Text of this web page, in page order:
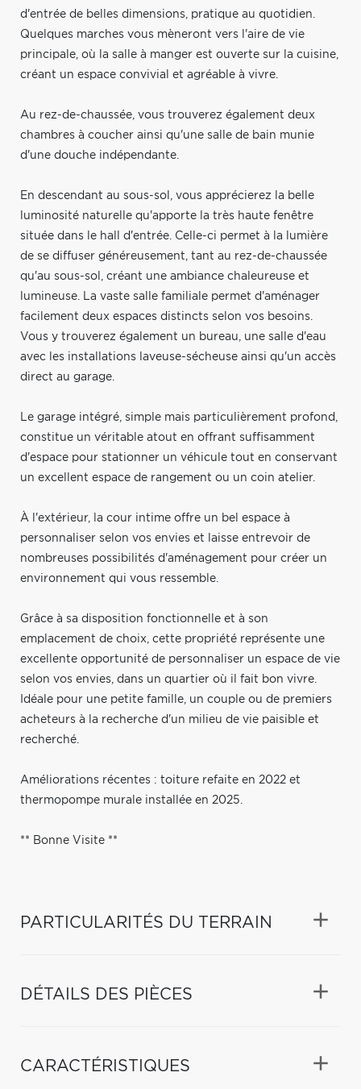
d'entrée de belles dimensions, pratique au quotidien.
Quelques marches vous mèneront vers l'aire de vie
principale, où la salle à manger est ouverte sur la cuisine,
créant un espace convivial et agréable à vivre.
Au rez-de-chaussée, vous trouverez également deux
chambres à coucher ainsi qu'une salle de bain munie
d'une douche indépendante.
En descendant au sous-sol, vous apprécierez la belle
luminosité naturelle qu'apporte la très haute fenêtre
située dans le hall d'entrée. Celle-ci permet à la lumière
de se diffuser généreusement, tant au rez-de-chaussée
qu'au sous-sol, créant une ambiance chaleureuse et
lumineuse. La vaste salle familiale permet d'aménager
facilement deux espaces distincts selon vos besoins.
Vous y trouverez également un bureau, une salle d'eau
avec les installations laveuse-sécheuse ainsi qu'un accès
direct au garage.
Le garage intégré, simple mais particulièrement profond,
constitue un véritable atout en offrant suffisamment
d'espace pour stationner un véhicule tout en conservant
un excellent espace de rangement ou un coin atelier.
À l'extérieur, la cour intime offre un bel espace à
personnaliser selon vos envies et laisse entrevoir de
nombreuses possibilités d'aménagement pour créer un
environnement qui vous ressemble.
Grâce à sa disposition fonctionnelle et à son
emplacement de choix, cette propriété représente une
excellente opportunité de personnaliser un espace de vie
selon vos envies, dans un quartier où il fait bon vivre.
Idéale pour une petite famille, un couple ou de premiers
acheteurs à la recherche d'un milieu de vie paisible et
recherché.
Améliorations récentes : toiture refaite en 2022 et
thermopompe murale installée en 2025.
** Bonne Visite **
PARTICULARITÉS DU TERRAIN
DÉTAILS DES PIÈCES
CARACTÉRISTIQUES